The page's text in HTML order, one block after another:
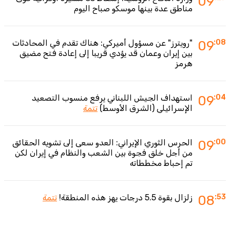
مناطق عدة بينها موسكو صباح اليوم
09:08
"رويترز" عن مسؤول أميركي: هناك تقدم في المحادثات
بين إيران وعمان قد يؤدي قريبا إلى إعادة فتح مضيق
هرمز
09:04
استهداف الجيش اللبناني يرفع منسوب التصعيد
الإسرائيلي (الشرق الأوسط) تتمة
09:00
الحرس الثوري الإيراني: العدو سعى إلى تشويه الحقائق
من أجل خلق فجوة بين الشعب والنظام في إيران لكن
تم إحباط مخططاته
08:53 زلزال بقوة 5.5 درجات يهز هذه المنطقة! تتمة